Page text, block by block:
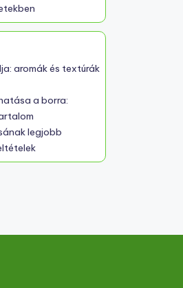
aromák és textúrák
a borra:
legjobb